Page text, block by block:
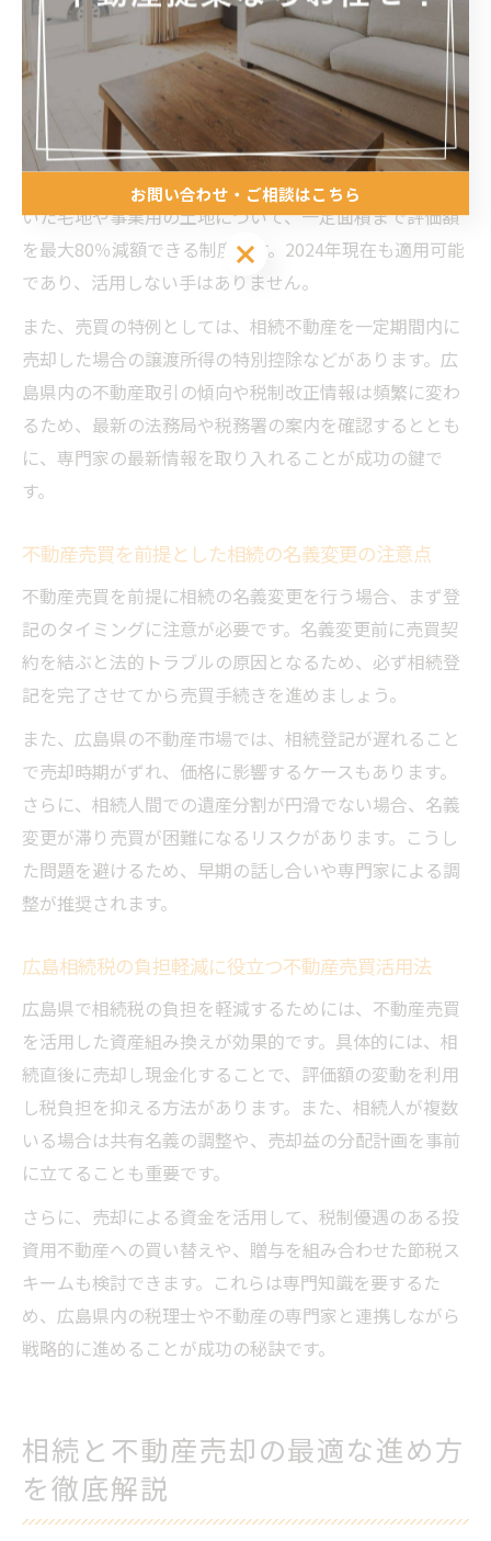
らの手続きをスムーズに進めるためには、司法書士や不
動産業者との連携が欠かせません。
広島で使える相続税節税と売買特例の最新情報
広島県で利用できる相続税の節税対策としては、小規模
宅地等の特例が代表的です。これは被相続人が居住して
いた宅地や事業用の土地について、一定面積まで評価額
を最大80％減額できる制度です。2024年現在も適用可能
であり、活用しない手はありません。
また、売買の特例としては、相続不動産を一定期間内に
売却した場合の譲渡所得の特別控除などがあります。広
島県内の不動産取引の傾向や税制改正情報は頻繁に変わ
るため、最新の法務局や税務署の案内を確認するととも
に、専門家の最新情報を取り入れることが成功の鍵で
す。
不動産売買を前提とした相続の名義変更の注意点
不動産売買を前提に相続の名義変更を行う場合、まず登
記のタイミングに注意が必要です。名義変更前に売買契
約を結ぶと法的トラブルの原因となるため、必ず相続登
記を完了させてから売買手続きを進めましょう。
また、広島県の不動産市場では、相続登記が遅れること
で売却時期がずれ、価格に影響するケースもあります。
さらに、相続人間での遺産分割が円滑でない場合、名義
変更が滞り売買が困難になるリスクがあります。こうし
た問題を避けるため、早期の話し合いや専門家による調
整が推奨されます。
広島相続税の負担軽減に役立つ不動産売買活用法
広島県で相続税の負担を軽減するためには、不動産売買
を活用した資産組み換えが効果的です。具体的には、相
続直後に売却し現金化することで、評価額の変動を利用
し税負担を抑える方法があります。また、相続人が複数
いる場合は共有名義の調整や、売却益の分配計画を事前
に立てることも重要です。
さらに、売却による資金を活用して、税制優遇のある投
資用不動産への買い替えや、贈与を組み合わせた節税ス
キームも検討できます。これらは専門知識を要するた
め、広島県内の税理士や不動産の専門家と連携しながら
戦略的に進めることが成功の秘訣です。
相続と不動産売却の最適な進め方
を徹底解説
お問い合わせ・ご相談はこちら
お問い合わせ・ご相談はこちら